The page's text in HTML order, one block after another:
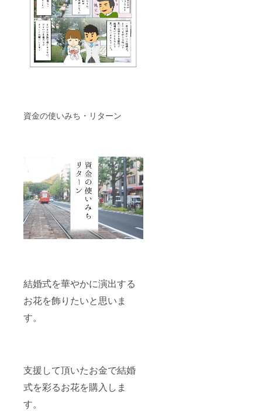
資金の使いみち・リターン
結婚式を華やかに演出する
お花を飾りたいと思いま
す。
支援して頂いたお金で結婚
式を彩るお花を購入しま
す。